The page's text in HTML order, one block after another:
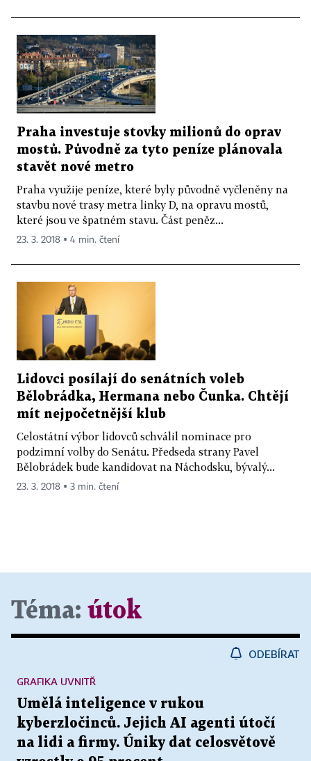
Praha investuje stovky milionů do oprav
mostů. Původně za tyto peníze plánovala
stavět nové metro
Praha využije peníze, které byly původně vyčleněny na
stavbu nové trasy metra linky D, na opravu mostů,
které jsou ve špatném stavu. Část peněz...
23. 3. 2018 ▪ 4 min. čtení
Lidovci posílají do senátních voleb
Bělobrádka, Hermana nebo Čunka. Chtějí
mít nejpočetnější klub
Celostátní výbor lidovců schválil nominace pro
podzimní volby do Senátu. Předseda strany Pavel
Bělobrádek bude kandidovat na Náchodsku, bývalý...
23. 3. 2018 ▪ 3 min. čtení
Téma: útok
ODEBÍRAT
Umělá inteligence v rukou
kyberzločinců. Jejich AI agenti útočí
na lidi a firmy. Úniky dat celosvětově
GRAFIKA UVNITŘ